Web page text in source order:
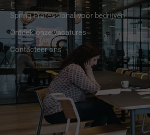
Spring Professional voor bedrijven
Ontdek onze vacatures
Contacteer ons